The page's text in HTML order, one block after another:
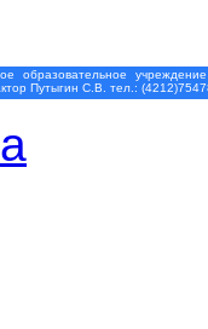
образовательное
Путыгин С.В. тел.: